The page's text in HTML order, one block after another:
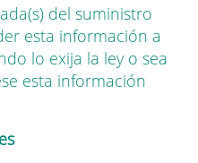
del suministro
esta información a
lo exija la ley o sea
esta información